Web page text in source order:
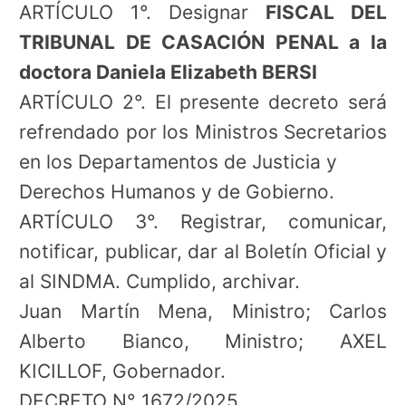
ARTÍCULO 1°. Designar FISCAL DEL
TRIBUNAL DE CASACIÓN PENAL a la
doctora Daniela Elizabeth BERSI
ARTÍCULO 2°. El presente decreto será
refrendado por los Ministros Secretarios
en los Departamentos de Justicia y
Derechos Humanos y de Gobierno.
ARTÍCULO 3°. Registrar, comunicar,
notificar, publicar, dar al Boletín Oficial y
al SINDMA. Cumplido, archivar.
Juan Martín Mena, Ministro; Carlos
Alberto Bianco, Ministro; AXEL
KICILLOF, Gobernador.